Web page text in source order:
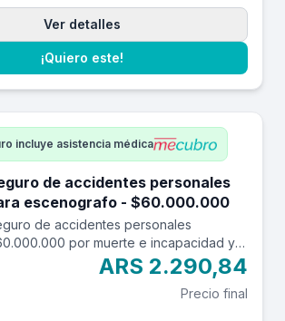
Ver detalles
¡Quiero este!
incluye asistencia médica
de accidentes personales
para escenografo - $60.000.000
de accidentes personales
por muerte e incapacidad y
por reembolso de gastos
con una franquicia de $3.000.-
ARS 2.290,84
Precio final